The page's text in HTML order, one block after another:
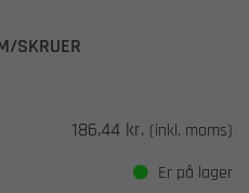
SKRUER
186,44 kr. (inkl. moms)
Er på lager